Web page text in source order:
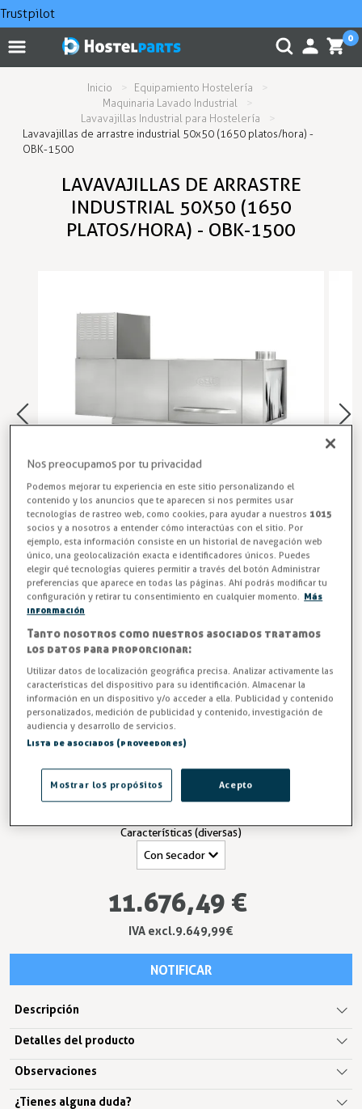
Trustpilot
0
Inicio
Equipamiento Hostelería
Maquinaria Lavado Industrial
Lavavajillas Industrial para Hostelería
Lavavajillas de arrastre industrial 50x50 (1650 platos/hora) -
OBK-1500
LAVAVAJILLAS DE ARRASTRE
INDUSTRIAL 50X50 (1650
PLATOS/HORA) - OBK-1500
Lavavajillas de Arrastre Hostelería
para grandes instalaciones con capacidad para 100 y 133
platos/hora. Fabricación en acero inoxidable. Facilidad de
puesta en marcha con intuitivo panel de mandos
automático.
Características (diversas)
11.676,49 €
IVA excl.9.649,99 €
NOTIFICAR
Descripción
Detalles del producto
Observaciones
¿Tienes alguna duda?
Nos preocupamos por tu privacidad
Podemos mejorar tu experiencia en este sitio personalizando el
contenido y los anuncios que te aparecen si nos permites usar
tecnologías de rastreo web, como cookies, para ayudar a nuestros 1015
socios y a nosotros a entender cómo interactúas con el sitio. Por
ejemplo, esta información consiste en un historial de navegación web
único, una geolocalización exacta e identificadores únicos. Puedes
elegir qué tecnologías quieres permitir a través del botón Administrar
preferencias que aparece en todas las páginas. Ahí podrás modificar tu
configuración y retirar tu consentimiento en cualquier momento. Más
información
Tanto nosotros como nuestros asociados tratamos
los datos para proporcionar:
Utilizar datos de localización geográfica precisa. Analizar activamente las
características del dispositivo para su identificación. Almacenar la
información en un dispositivo y/o acceder a ella. Publicidad y contenido
personalizados, medición de publicidad y contenido, investigación de
audiencia y desarrollo de servicios.
Lista de asociados (proveedores)
Acepto
Mostrar los propósitos